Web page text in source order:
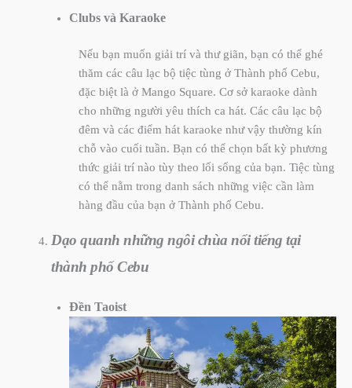
Clubs và Karaoke
Nếu bạn muốn giải trí và thư giãn, bạn có thể ghé
thăm các câu lạc bộ tiệc tùng ở Thành phố Cebu,
đặc biệt là ở Mango Square. Cơ sở karaoke dành
cho những người yêu thích ca hát. Các câu lạc bộ
đêm và các điểm hát karaoke như vậy thường kín
chỗ vào cuối tuần. Bạn có thể chọn bất kỳ phương
thức giải trí nào tùy theo lối sống của bạn. Tiệc tùng
có thể nằm trong danh sách những việc cần làm
hàng đầu của bạn ở Thành phố Cebu.
Dạo quanh những ngôi chùa nổi tiếng tại
thành phố Cebu
Đền Taoist